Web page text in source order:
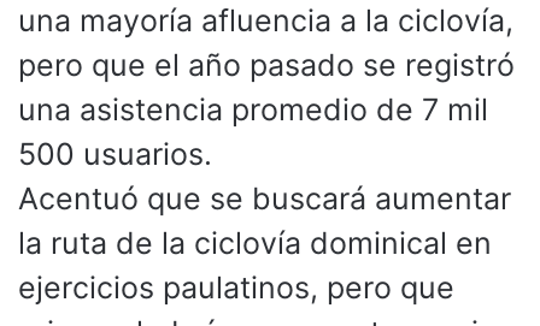
una mayoría afluencia a la ciclovía,
pero que el año pasado se registró
una asistencia promedio de 7 mil
500 usuarios.
Acentuó que se buscará aumentar
la ruta de la ciclovía dominical en
ejercicios paulatinos, pero que